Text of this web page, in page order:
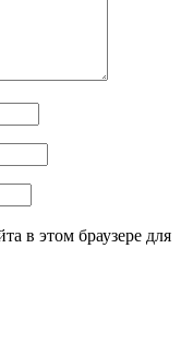
в этом браузере для